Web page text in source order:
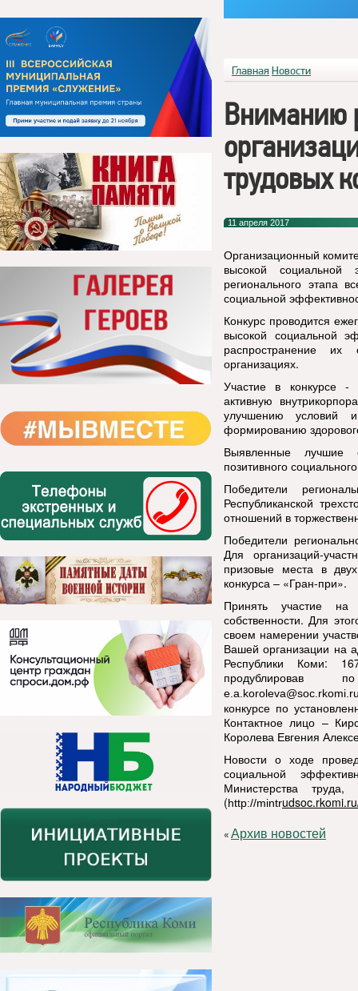
Главная Новости
Вниманию
трудовых
11 апреля 2017
Организационный
высокой социальной
регионального этапа
социальной
Конкурс проводится
высокой социальной
распространение
организациях.
Участие в конкурсе -
активную
улучшению условий
формированию
Выявленные лучшие
позитивного
Победители
Республиканской
отношений в
Победители
Для организаций-
призовые места в
конкурса – «Гран-при».
Принять участие на
собственности. Для
своем намерении
Вашей организации на
Республики Коми:
продублировав
конкурсе по
Контактное лицо –
Королева Евгения
Новости о ходе
социальной
Министерства
(http://mintrudsoc.rko
«Архив новостей